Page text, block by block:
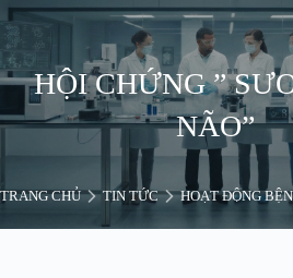
HỘI CHỨNG ”
NÃO”
TRANG CHỦ TIN TỨC HOẠT ĐỘNG